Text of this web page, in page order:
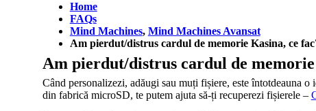
Home
FAQs
Mind Machines, Mind Machines Avansat
Am pierdut/distrus cardul de memorie Kasina, ce
Am pierdut/distrus cardul de memorie
Când personalizezi, adăugi sau muți fișiere, este întotdeauna
din fabrică microSD, te putem ajuta să-ți recuperezi fișierele –